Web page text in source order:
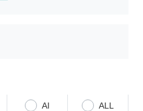
AI ALL